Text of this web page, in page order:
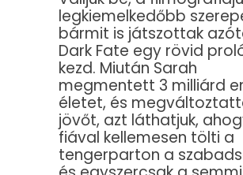
legkiemelkedőbb
bármit is játszottak
Dark Fate egy rövid
kezd. Miután Sarah
megmentett 3 milliárd
életet, és
jövőt, azt láthatjuk,
fiával kellemesen tölti a
tengerparton a